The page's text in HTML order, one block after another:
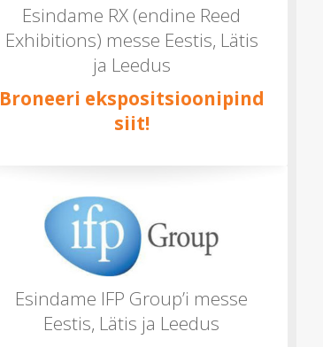
Esindame RX (endine Reed
Exhibitions) messe Eestis, Lätis
ja Leedus
Broneeri ekspositsioonipind
siit!
Esindame IFP Group’i messe
Eestis, Lätis ja Leedus